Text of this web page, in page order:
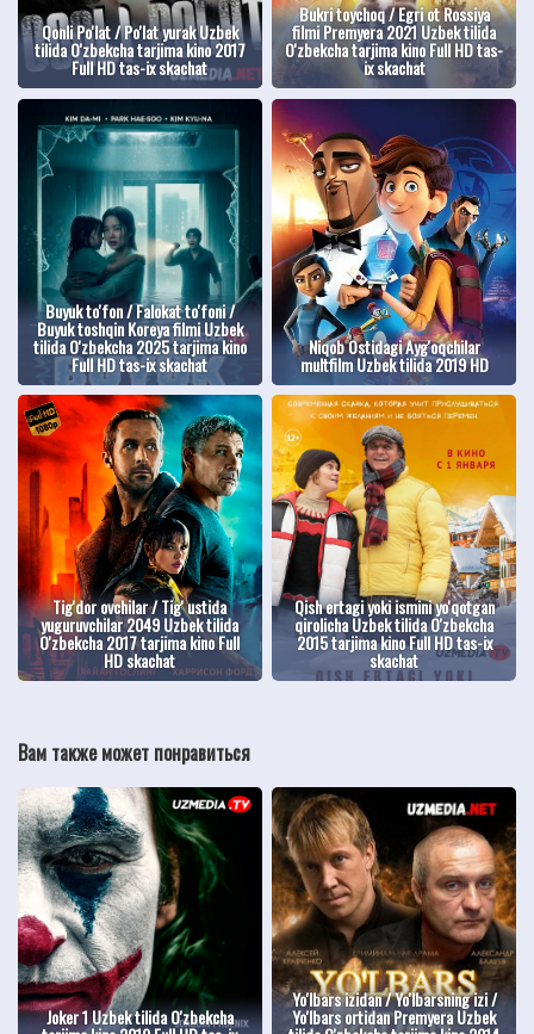
Qonli Po'lat / Po'lat yurak Uzbek
tilida O'zbekcha tarjima kino 2017
Full HD tas-ix skachat
Bukri toychoq / Egri ot Rossiya
filmi Premyera 2021 Uzbek tilida
O'zbekcha tarjima kino Full HD tas-
ix skachat
Buyuk to'fon / Falokat to'foni /
Buyuk toshqin Koreya filmi Uzbek
tilida O'zbekcha 2025 tarjima kino
Full HD tas-ix skachat
Niqob Ostidagi Ayg'oqchilar
multfilm Uzbek tilida 2019 HD
Tig'dor ovchilar / Tig' ustida
yuguruvchilar 2049 Uzbek tilida
O'zbekcha 2017 tarjima kino Full
HD skachat
Qish ertagi yoki ismini yo'qotgan
qirolicha Uzbek tilida O'zbekcha
2015 tarjima kino Full HD tas-ix
skachat
Вам также может понравиться
Joker 1 Uzbek tilida O'zbekcha
Yo'lbars izidan / Yo'lbarsning izi /
Yo'lbars ortidan Premyera Uzbek